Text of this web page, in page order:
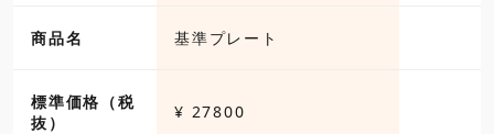
商品名 基準プレート
標準価格（税
抜）
¥ 27800